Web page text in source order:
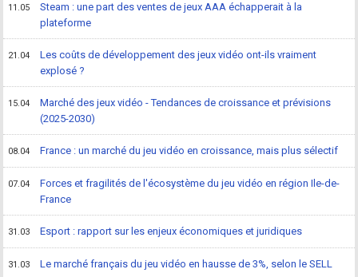
11.05
Steam : une part des ventes de jeux AAA échapperait à la
plateforme
21.04
Les coûts de développement des jeux vidéo ont-ils vraiment
explosé ?
15.04
Marché des jeux vidéo - Tendances de croissance et prévisions
(2025-2030)
08.04 France : un marché du jeu vidéo en croissance, mais plus sélectif
07.04
Forces et fragilités de l'écosystème du jeu vidéo en région Ile-de-
France
31.03 Esport : rapport sur les enjeux économiques et juridiques
31.03 Le marché français du jeu vidéo en hausse de 3%, selon le SELL